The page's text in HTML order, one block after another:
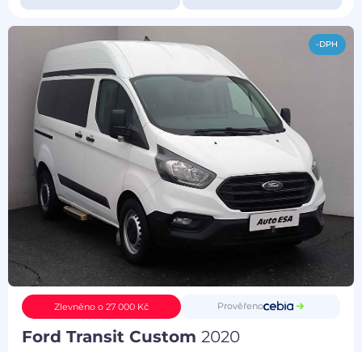
-DPH
Zlevněno o 27 000 Kč Prověřeno
Ford Transit Custom2020